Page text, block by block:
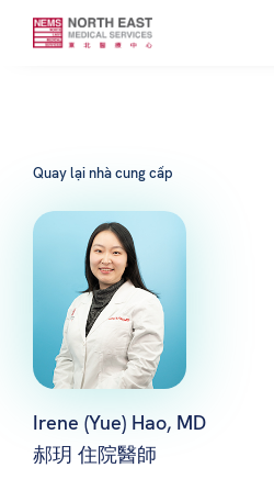
Quay lại nhà cung cấp
Irene (Yue) Hao, MD
郝玥 住院醫師